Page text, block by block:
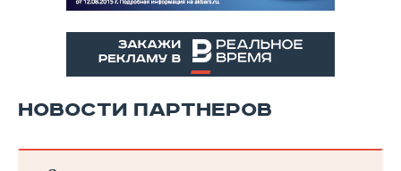
НОВОСТИ ПАРТНЕРОВ